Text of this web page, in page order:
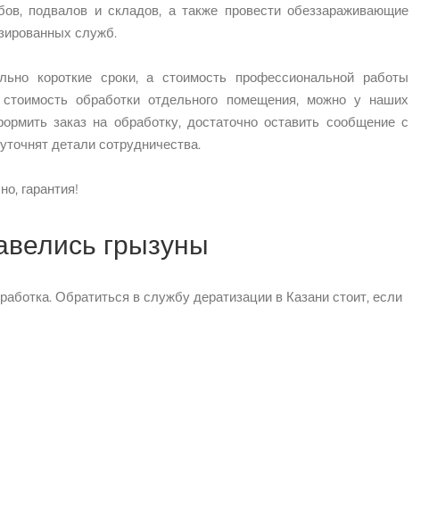
подвалов и складов, а также провести обеззараживающие
служб.
короткие сроки, а стоимость профессиональной работы
обработки отдельного помещения, можно у наших
заказ на обработку, достаточно оставить сообщение с
детали сотрудничества.
гарантия!
грызуны
Обратиться в службу дератизации в Казани стоит, если